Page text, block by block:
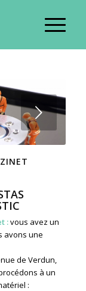
1 2 3
:vous avez un
avons une
de Verdun,
à un
: